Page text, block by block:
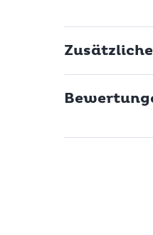
- Babyshowers
- Geselliges
- Beisammensein mit